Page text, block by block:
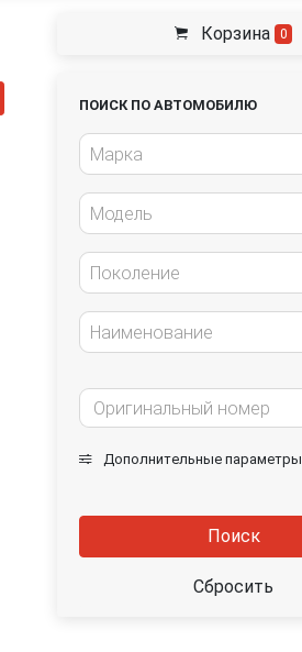
Корзина 0
ПОИСК ПО АВТОМОБИЛЮ
Марка
Модель
Поколение
Наименование
Дополнительные параметры
Поиск
Сбросить